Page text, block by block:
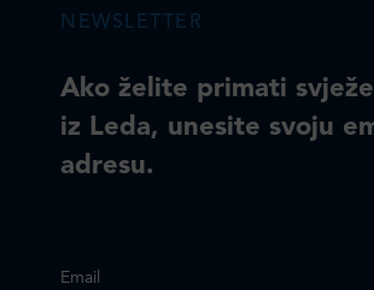
NEWSLETTER
Ako želite primati
iz Leda, unesite svoju
adresu.
Email